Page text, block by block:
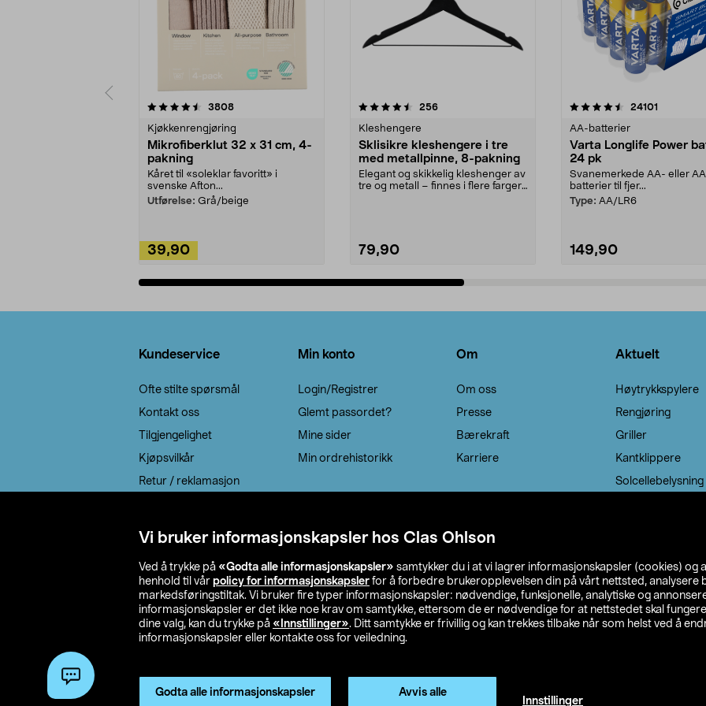
Vi bruker informasjonskapsler hos Clas Ohlson
Ved å trykke på «Godta alle informasjonskapsler» samtykker du i at vi lagrer informasjonskapsler (cookies) og
henhold til vår policy for informasjonskapsler for å forbedre brukeropplevelsen din på vårt nettsted, analysere
markedsføringstiltak. Vi bruker fire typer informasjonskapsler: nødvendige, funksjonelle, analytiske og
informasjonskapsler er det ikke noe krav om samtykke, ettersom de er nødvendige for at nettstedet skal
dine valg, kan du trykke på «Innstillinger». Ditt samtykke er frivillig og kan trekkes tilbake når som helst ved å
informasjonskapsler eller kontakte oss for veiledning.
Godta alle informasjonskapsler Avvis alle
Innstillinger
3808anmeldelser
Kjøkkenrengjøring
Mikrofiberklut 32 x 31 cm, 4-
pakning
Kåret til «soleklar favoritt» i
svenske Afton...
Utførelse: Grå/beige
39,90
4.5av 5 stjerner 256anmeldelser
Kleshengere
Sklisikre kleshengere i tre
med metallpinne, 8-pakning
Elegant og skikkelig kleshenger av
tre og metall – finnes i flere farger.
79,90
4.5av 5 stjerner 24101
AA-batterier
Varta Longlife Power
24 pk
Svanemerkede AA- eller
batterier til fjer...
Type: AA/LR6
149,90
4.5av 5 stjerner
Kundeservice
Ofte stilte spørsmål
Kontakt oss
Tilgjengelighet
Kjøpsvilkår
Retur / reklamasjon
Min konto
Login/Registrer
Glemt passordet?
Mine sider
Min ordrehistorikk
Om
Om oss
Presse
Bærekraft
Karriere
Aktuelt
Høytrykkspylere
Rengjøring
Griller
Kantklippere
Solcellebelysning